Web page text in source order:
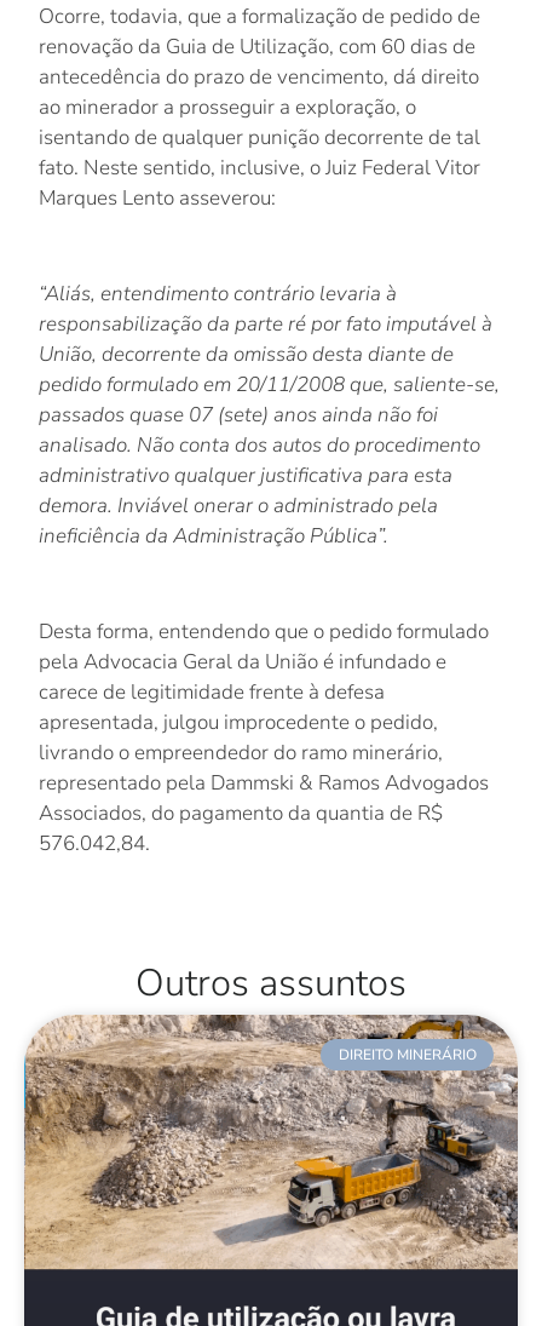
Ocorre, todavia, que a formalização de pedido de
renovação da Guia de Utilização, com 60 dias de
antecedência do prazo de vencimento, dá direito
ao minerador a prosseguir a exploração, o
isentando de qualquer punição decorrente de tal
fato. Neste sentido, inclusive, o Juiz Federal Vitor
Marques Lento asseverou:
“Aliás, entendimento contrário levaria à
responsabilização da parte ré por fato imputável à
União, decorrente da omissão desta diante de
pedido formulado em 20/11/2008 que, saliente-se,
passados quase 07 (sete) anos ainda não foi
analisado. Não conta dos autos do procedimento
administrativo qualquer justificativa para esta
demora. Inviável onerar o administrado pela
ineficiência da Administração Pública”.
Desta forma, entendendo que o pedido formulado
pela Advocacia Geral da União é infundado e
carece de legitimidade frente à defesa
apresentada, julgou improcedente o pedido,
livrando o empreendedor do ramo minerário,
representado pela Dammski & Ramos Advogados
Associados, do pagamento da quantia de R$
576.042,84.
Outros assuntos
DIREITO MINERÁRIO